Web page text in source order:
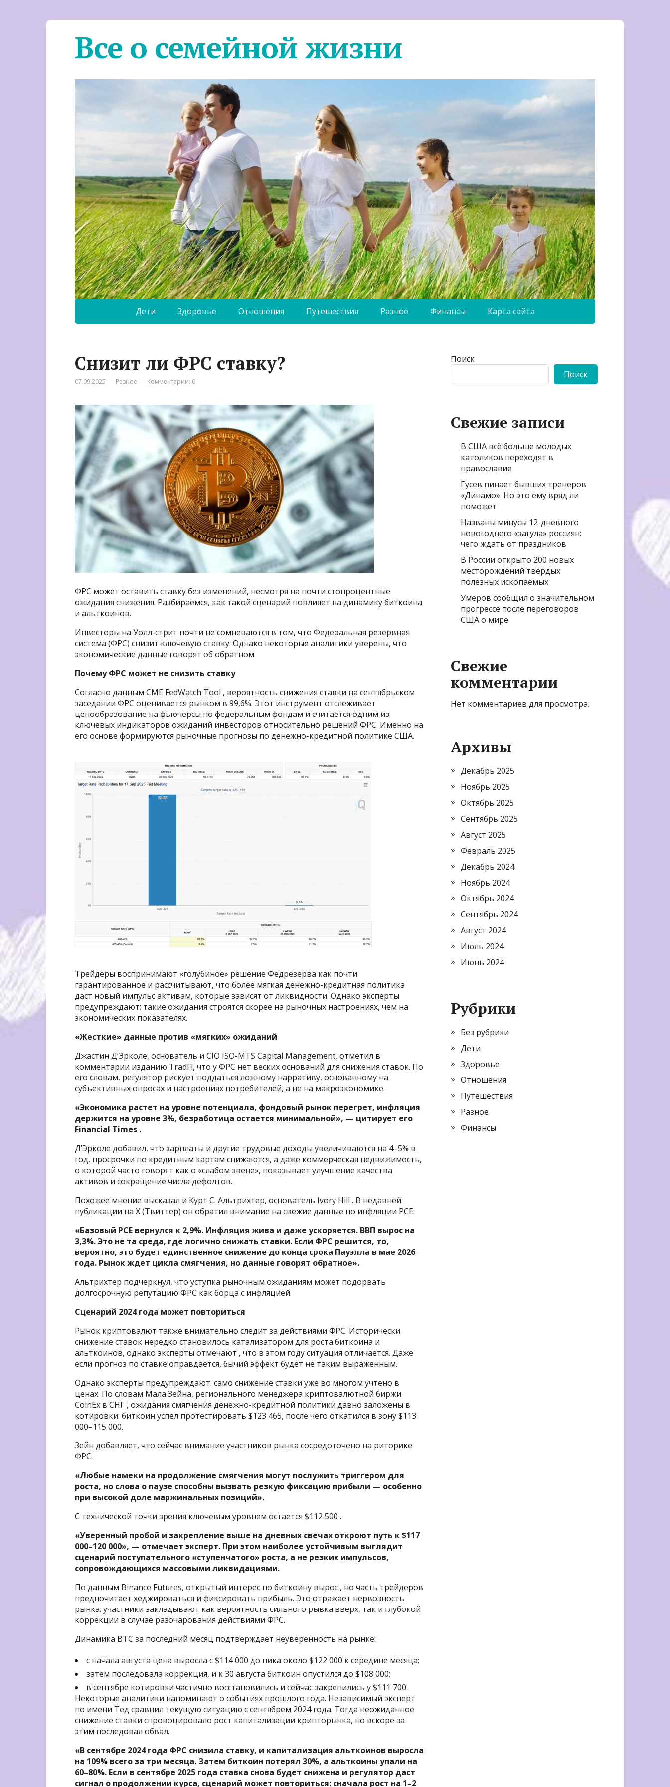
Все о семейной жизни
Дети Здоровье Отношения Путешествия Разное Финансы Карта сайта
Снизит ли ФРС ставку?
07.09.2025 Разное Комментарии: 0
ФРС может оставить ставку без изменений, несмотря на почти стопроцентные
ожидания снижения. Разбираемся, как такой сценарий повлияет на динамику биткоина
и альткоинов.
Инвесторы на Уолл-стрит почти не сомневаются в том, что Федеральная резервная
система (ФРС) снизит ключевую ставку. Однако некоторые аналитики уверены, что
экономические данные говорят об обратном.
Почему ФРС может не снизить ставку
Согласно данным CME FedWatch Tool , вероятность снижения ставки на сентябрьском
заседании ФРС оценивается рынком в 99,6%. Этот инструмент отслеживает
ценообразование на фьючерсы по федеральным фондам и считается одним из
ключевых индикаторов ожиданий инвесторов относительно решений ФРС. Именно на
его основе формируются рыночные прогнозы по денежно-кредитной политике США.
Трейдеры воспринимают «голубиное» решение Федрезерва как почти
гарантированное и рассчитывают, что более мягкая денежно-кредитная политика
даст новый импульс активам, которые зависят от ликвидности. Однако эксперты
предупреждают: такие ожидания строятся скорее на рыночных настроениях, чем на
экономических показателях.
«Жесткие» данные против «мягких» ожиданий
Джастин Д’Эрколе, основатель и CIO ISO-MTS Capital Management, отметил в
комментарии изданию TradFi, что у ФРС нет веских оснований для снижения ставок. По
его словам, регулятор рискует поддаться ложному нарративу, основанному на
субъективных опросах и настроениях потребителей, а не на макроэкономике.
«Экономика растет на уровне потенциала, фондовый рынок перегрет, инфляция
держится на уровне 3%, безработица остается минимальной», — цитирует его
Financial Times .
Д’Эрколе добавил, что зарплаты и другие трудовые доходы увеличиваются на 4–5% в
год, просрочки по кредитным картам снижаются, а даже коммерческая недвижимость,
о которой часто говорят как о «слабом звене», показывает улучшение качества
активов и сокращение числа дефолтов.
Похожее мнение высказал и Курт С. Альтрихтер, основатель Ivory Hill . В недавней
публикации на X (Твиттер) он обратил внимание на свежие данные по инфляции PCE:
«Базовый PCE вернулся к 2,9%. Инфляция жива и даже ускоряется. ВВП вырос на
3,3%. Это не та среда, где логично снижать ставки. Если ФРС решится, то,
вероятно, это будет единственное снижение до конца срока Пауэлла в мае 2026
года. Рынок ждет цикла смягчения, но данные говорят обратное».
Альтрихтер подчеркнул, что уступка рыночным ожиданиям может подорвать
долгосрочную репутацию ФРС как борца с инфляцией.
Сценарий 2024 года может повториться
Рынок криптовалют также внимательно следит за действиями ФРС. Исторически
снижение ставок нередко становилось катализатором для роста биткоина и
альткоинов, однако эксперты отмечают , что в этом году ситуация отличается. Даже
если прогноз по ставке оправдается, бычий эффект будет не таким выраженным.
Однако эксперты предупреждают: само снижение ставки уже во многом учтено в
ценах. По словам Мала Зейна, регионального менеджера криптовалютной биржи
CoinEx в СНГ , ожидания смягчения денежно-кредитной политики давно заложены в
котировки: биткоин успел протестировать $123 465, после чего откатился в зону $113
000–115 000.
Зейн добавляет, что сейчас внимание участников рынка сосредоточено на риторике
ФРС.
«Любые намеки на продолжение смягчения могут послужить триггером для
роста, но слова о паузе способны вызвать резкую фиксацию прибыли — особенно
при высокой доле маржинальных позиций».
С технической точки зрения ключевым уровнем остается $112 500 .
«Уверенный пробой и закрепление выше на дневных свечах откроют путь к $117
000–120 000», — отмечает эксперт. При этом наиболее устойчивым выглядит
сценарий поступательного «ступенчатого» роста, а не резких импульсов,
сопровождающихся массовыми ликвидациями.
По данным Binance Futures, открытый интерес по биткоину вырос , но часть трейдеров
предпочитает хеджироваться и фиксировать прибыль. Это отражает нервозность
рынка: участники закладывают как вероятность сильного рывка вверх, так и глубокой
коррекции в случае разочарования действиями ФРС.
Динамика BTC за последний месяц подтверждает неуверенность на рынке:
с начала августа цена выросла с $114 000 до пика около $122 000 к середине месяца;
затем последовала коррекция, и к 30 августа биткоин опустился до $108 000;
в сентябре котировки частично восстановились и сейчас закрепились у $111 700.
Некоторые аналитики напоминают о событиях прошлого года. Независимый эксперт
по имени Тед сравнил текущую ситуацию с сентябрем 2024 года. Тогда неожиданное
снижение ставки спровоцировало рост капитализации крипторынка, но вскоре за
этим последовал обвал.
«В сентябре 2024 года ФРС снизила ставку, и капитализация альткоинов выросла
на 109% всего за три месяца. Затем биткоин потерял 30%, а альткоины упали на
60–80%. Если в сентябре 2025 года ставка снова будет снижена и регулятор даст
сигнал о продолжении курса, сценарий может повториться: сначала рост на 1–2
Поиск
Поиск
Свежие записи
В США всё больше молодых
католиков переходят в
православие
Гусев пинает бывших тренеров
«Динамо». Но это ему вряд ли
поможет
Названы минусы 12-дневного
новогоднего «загула» россиян:
чего ждать от праздников
В России открыто 200 новых
месторождений твёрдых
полезных ископаемых
Умеров сообщил о значительном
прогрессе после переговоров
США о мире
Свежие
комментарии
Нет комментариев для просмотра.
Архивы
Декабрь 2025
Ноябрь 2025
Октябрь 2025
Сентябрь 2025
Август 2025
Февраль 2025
Декабрь 2024
Ноябрь 2024
Октябрь 2024
Сентябрь 2024
Август 2024
Июль 2024
Июнь 2024
Рубрики
Без рубрики
Дети
Здоровье
Отношения
Путешествия
Разное
Финансы